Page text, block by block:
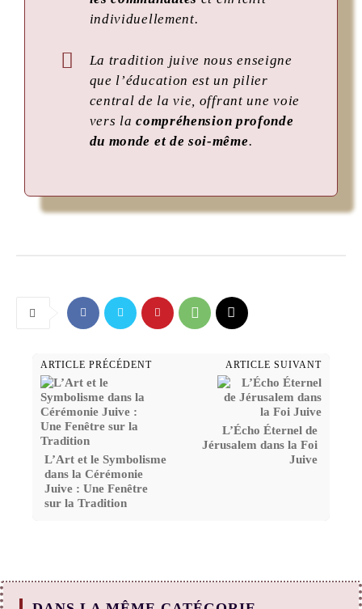
individuellement.
La tradition juive nous enseigne
que l’éducation est un pilier
central de la vie, offrant une voie
vers lacompréhension profonde
du monde et de soi-même.
ARTICLE PRÉCÉDENT
L’Art et le Symbolisme
dans la Cérémonie
Juive : Une Fenêtre
sur la Tradition
ARTICLE SUIVANT
L’Écho Éternel de
Jérusalem dans la Foi
Juive